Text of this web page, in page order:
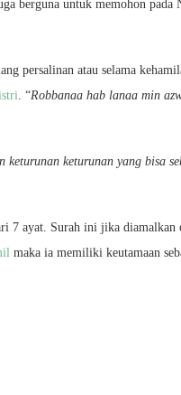
berguna untuk memohon pada
persalinan atau selama
. “Robbanaa hab lanaa min
keturunan yang bisa
ayat. Surah ini jika diamalkan
maka ia memiliki keutamaan